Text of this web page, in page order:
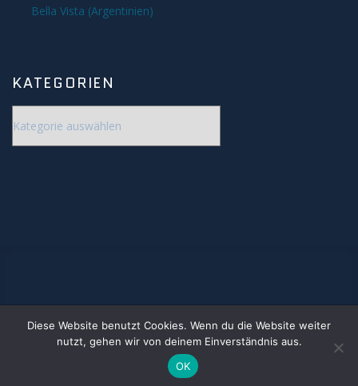
Kometen
Venustransit
Bella Vista (Argentinien)
KATEGORIEN
www.jonastronomie.de
© 2020. By Carsten Jonas
Diese Website benutzt Cookies. Wenn du die Website weiter
nutzt, gehen wir von deinem Einverständnis aus.
OK